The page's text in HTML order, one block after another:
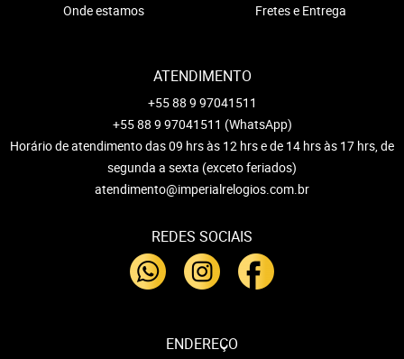
Onde estamos
Fretes e Entrega
ATENDIMENTO
+55 88 9 97041511
+55 88 9 97041511 (WhatsApp)
Horário de atendimento das 09 hrs às 12 hrs e de 14 hrs às 17 hrs, de
segunda a sexta (exceto feriados)
atendimento@imperialrelogios.com.br
REDES SOCIAIS
ENDEREÇO